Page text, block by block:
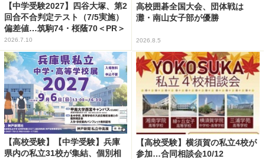
【中学受験2027】四谷大塚、第2
回合不合判定テスト（7/5実施）
偏差値…筑駒74・桜蔭70＜PR＞
2026.7.10
高校囲碁全国大会、団体戦は
灘・南山女子部が優勝
2026.8.5
【高校受験】【中学受験】兵庫
県内の私立31校が集結、個別相
【高校受験】横須賀の私立4校が
参加…合同相談会10/12